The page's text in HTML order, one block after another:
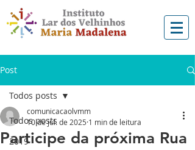
Post
Todos posts
2019
Todos posts
Participe da próxima Rua
comunicacaolvmm
10 de jul. de 2025 1 min de leitura